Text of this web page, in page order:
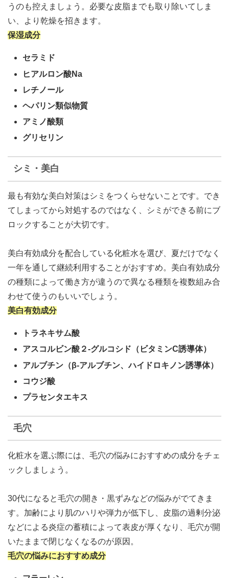
うのも控えましょう。必要な皮脂までも取り除いてしま
い、より乾燥を招きます。
保湿成分
セラミド
ヒアルロン酸Na
レチノール
ヘパリン類似物質
アミノ酸類
グリセリン
シミ・美白
最も有効な美白対策はシミをつくらせないこと です。でき
てしまってから対処するのではなく、
シミができる前にブ
ロックすることが大切です。
美白有効成分を配合している化粧水を選び、 夏だけでなく
一年を通して継続利用することがおすすめ。美白有効成分
の種類によって働き方が違うので異なる種類を複数組み合
わせて使うのもいいでしょう。
美白有効成分
トラネキサム酸
アスコルビン酸２-グルコシド（ビタミンC誘導体）
アルブチン（β-アルブチン、ハイドロキノン誘導体）
コウジ酸
プラセンタエキス
毛穴
化粧水を選ぶ際には、毛穴の悩みにおすすめの成分をチェ
ックしましょう。
30代になると毛穴の開き・黒ずみなどの悩みがでてきま
す。 加齢により肌のハリや弾力が低下し、皮脂の過剰分泌
などによる炎症の蓄積によって表皮が厚くなり、 毛穴が開
いたままで閉じなくなるのが原因 。
毛穴の悩みにおすすめ成分